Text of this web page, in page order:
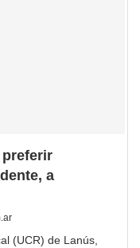
preferir
a
(UCR) de Lanús,